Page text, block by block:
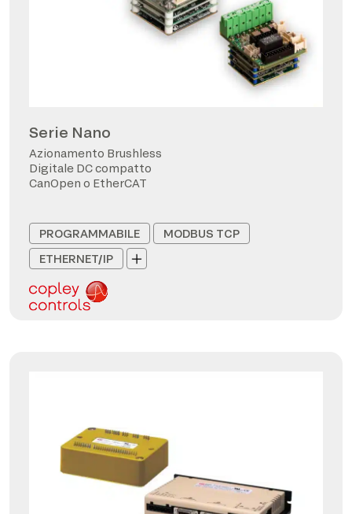
Serie Nano
Azionamento Brushless
Digitale DC compatto
CanOpen o EtherCAT
PROGRAMMABILE
MODBUS TCP
ETHERNET/IP